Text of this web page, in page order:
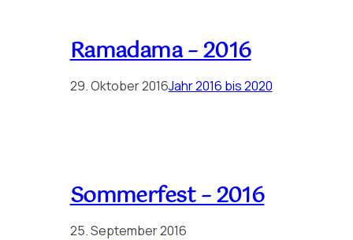
Ramadama – 2016
29. Oktober 2016Jahr 2016 bis 2020
Sommerfest – 2016
25. September 2016